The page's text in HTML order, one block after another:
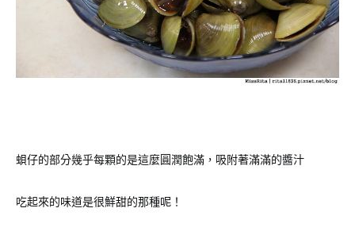
蛽仔的部分幾乎每顆的是這麼圓潤飽滿，吸附著滿滿的醬汁
吃起來的味道是很鮮甜的那種呢！